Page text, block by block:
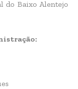
do Baixo Alentejo